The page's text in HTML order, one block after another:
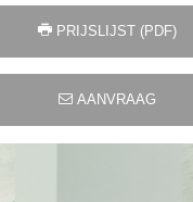
PRIJSLIJST (PDF)
AANVRAAG